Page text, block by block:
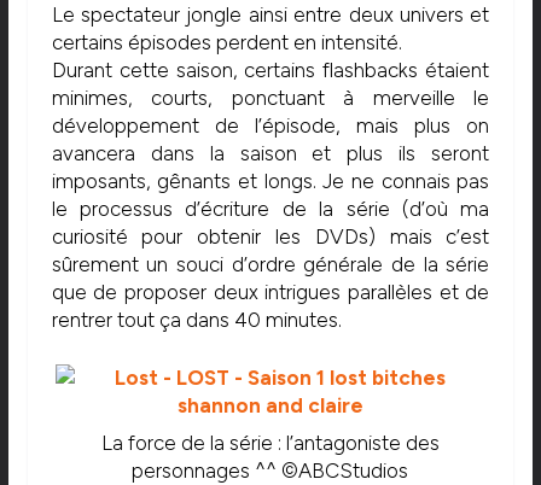
Le spectateur jongle ainsi entre deux univers et
certains épisodes perdent en intensité.
Durant cette saison, certains flashbacks étaient
minimes, courts, ponctuant à merveille le
développement de l’épisode, mais plus on
avancera dans la saison et plus ils seront
imposants, gênants et longs. Je ne connais pas
le processus d’écriture de la série (d’où ma
curiosité pour obtenir les DVDs) mais c’est
sûrement un souci d’ordre générale de la série
que de proposer deux intrigues parallèles et de
rentrer tout ça dans 40 minutes.
La force de la série : l’antagoniste des
personnages ^^ ©ABCStudios